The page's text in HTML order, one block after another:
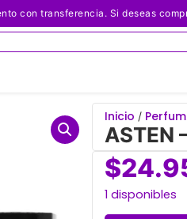
con transferencia. Si deseas
Inicio /
ASTEN
$
1 disponibles